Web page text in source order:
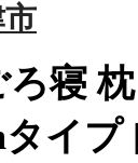
寝
タイプ